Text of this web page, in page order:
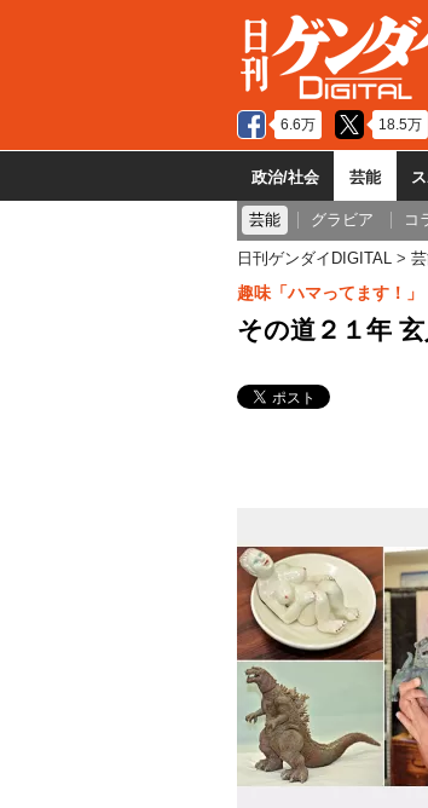
6.6万 18.5万
政治/社会 芸能
芸能 グラビア コ
日刊ゲンダイDIGITAL
趣味「ハマってます！」
その道２１年